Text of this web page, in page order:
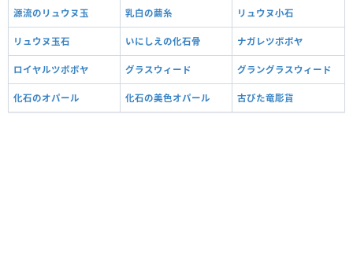
源流のリュウヌ玉 乳白の繭糸 リュウヌ小石
リュウヌ玉石 いにしえの化石骨 ナガレツボボヤ
ロイヤルツボボヤ グラスウィード グラングラスウィード
化石のオパール 化石の美色オパール 古びた竜彫貨